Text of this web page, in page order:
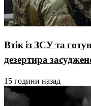
Втік із ЗСУ та
дезертира
15 години назад